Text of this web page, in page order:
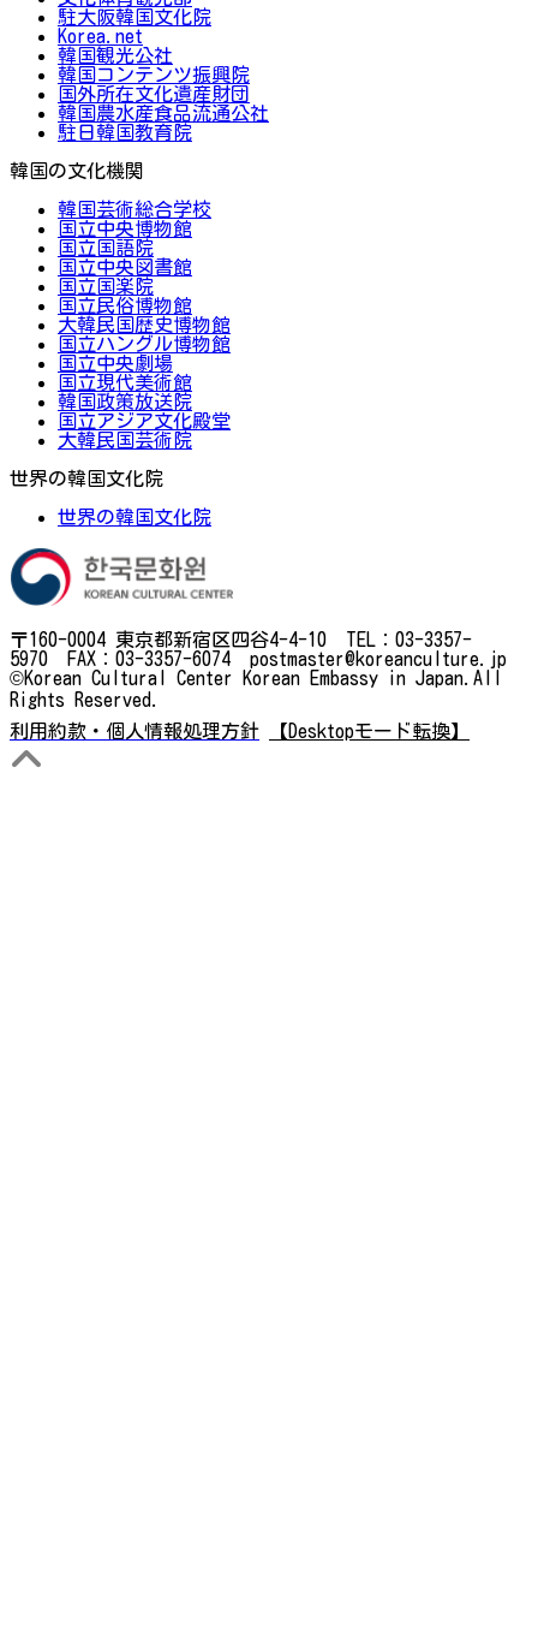
駐大阪韓国文化院
Korea.net
韓国観光公社
韓国コンテンツ振興院
国外所在文化遺産財団
韓国農水産食品流通公社
駐日韓国教育院
韓国の文化機関
韓国芸術総合学校
国立中央博物館
国立国語院
国立中央図書館
国立国楽院
国立民俗博物館
大韓民国歴史博物館
国立ハングル博物館
国立中央劇場
国立現代美術館
韓国政策放送院
国立アジア文化殿堂
大韓民国芸術院
世界の韓国文化院
世界の韓国文化院
〒160-0004 東京都新宿区四谷4-4-10 TEL：03-3357-
5970 FAX：03-3357-6074 postmaster@koreanculture.jp
©Korean Cultural Center Korean Embassy in Japan.All
Rights Reserved.
利用約款・個人情報処理方針
【Desktopモード転換】